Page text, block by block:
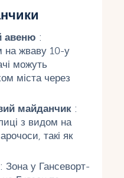
авеню :
на жваву 10-у
можуть
міста через
майданчик:
з видом на
такі як
Зона у Гансеворт-